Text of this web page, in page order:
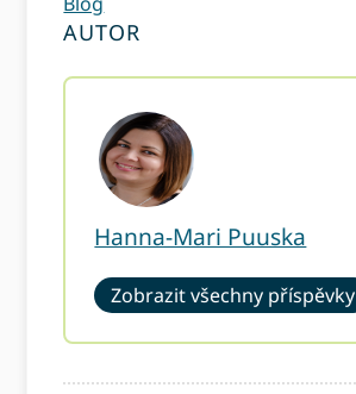
AUTOR
Hanna-Mari Puuska
Zobrazit všechny příspěvky